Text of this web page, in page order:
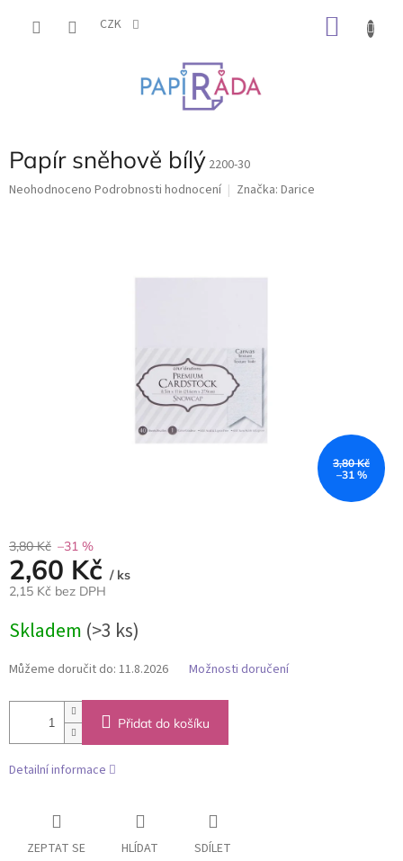
CZK
Papír sněhově bílý 2200-30
Průměrné
Neohodnoceno Podrobnosti hodnocení Značka: Darice
3,80 Kč
–31 %
3,80 Kč –31 %
2,60 Kč / ks
2,15 Kč bez DPH
cena:
Skladem (>3 ks)
Můžeme doručit do: 11.8.2026 Možnosti doručení
Přidat do košíku
Detailní informace
ZEPTAT SE HLÍDAT SDÍLET